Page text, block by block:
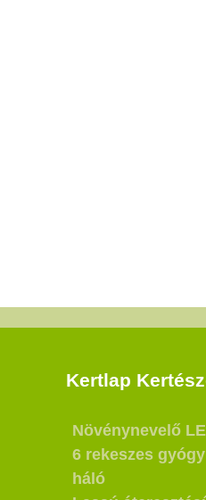
Kertlap
Növénynevelő
6 rekeszes
háló